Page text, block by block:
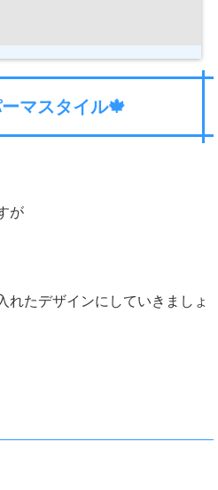
マスタイル🍁
が
れたデザインにしていきましょ